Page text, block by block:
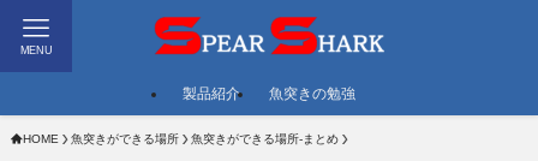
MENU
製品紹介 魚突きの勉強
HOME 魚突きができる場所 魚突きができる場所-まとめ